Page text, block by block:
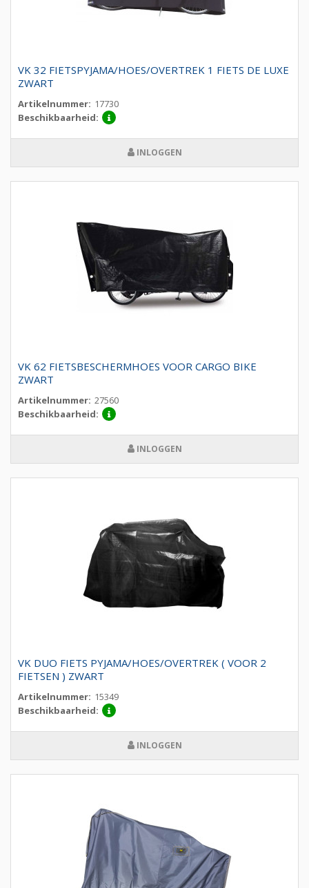
VK 32 FIETSPYJAMA/HOES/OVERTREK 1 FIETS DE LUXE
ZWART
Artikelnummer: 17730
Beschikbaarheid:
INLOGGEN
VK 62 FIETSBESCHERMHOES VOOR CARGO BIKE
ZWART
Artikelnummer: 27560
Beschikbaarheid:
INLOGGEN
VK DUO FIETS PYJAMA/HOES/OVERTREK ( VOOR 2
FIETSEN ) ZWART
Artikelnummer: 15349
Beschikbaarheid:
INLOGGEN